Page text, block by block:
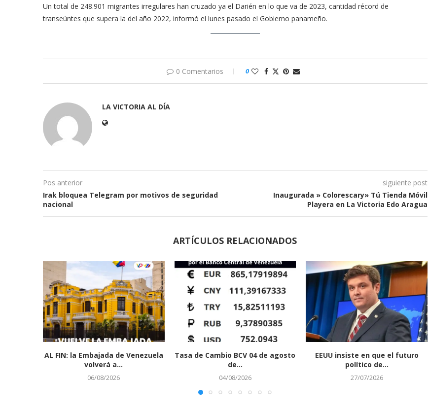
Un total de 248.901 migrantes irregulares han cruzado ya el Darién en lo que va de 2023, cantidad récord de
transeúntes que supera la del año 2022, informó el lunes pasado el Gobierno panameño.
0 Comentarios 0
LA VICTORIA AL DÍA
Pos anterior
Irak bloquea Telegram por motivos de seguridad
nacional
siguiente post
Inaugurada » Colorescary» Tú Tienda Móvil
Playera en La Victoria Edo Aragua
ARTÍCULOS RELACIONADOS
AL FIN: la Embajada de Venezuela
volverá a...
06/08/2026
Tasa de Cambio BCV 04 de agosto
de...
04/08/2026
EEUU insiste en que el futuro
político de...
27/07/2026